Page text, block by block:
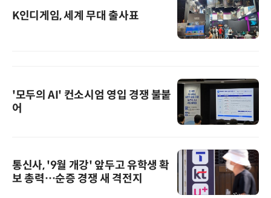
K인디게임, 세계 무대 출사표
'모두의 AI' 컨소시엄 영입 경쟁 불붙
어
통신사, '9월 개강' 앞두고 유학생 확
보 총력…순증 경쟁 새 격전지